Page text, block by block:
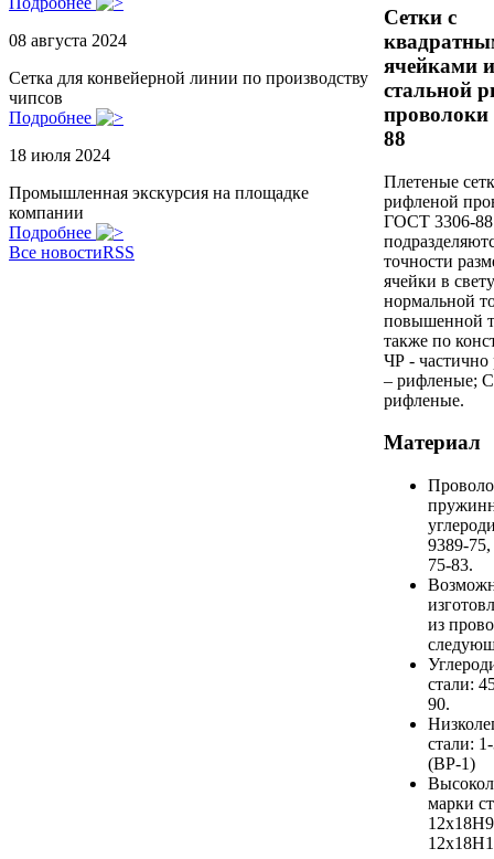
08 августа 2024
Сетка для конвейерной линии по производству
чипсов
Подробнее
18 июля 2024
Промышленная экскурсия на площадке
компании
Подробнее
Все новостиRSS
Сетки с
ячейками
стальной
проволоки
88
Плетеные
рифленой
ГОСТ 3306-88
точности
ячейки в
нормальной
повышенной
также по
ЧР -
– рифленые;
рифленые.
Материал
9389-75,
75-83.
из
стали:
90.
стали:
(ВР-1)
марки